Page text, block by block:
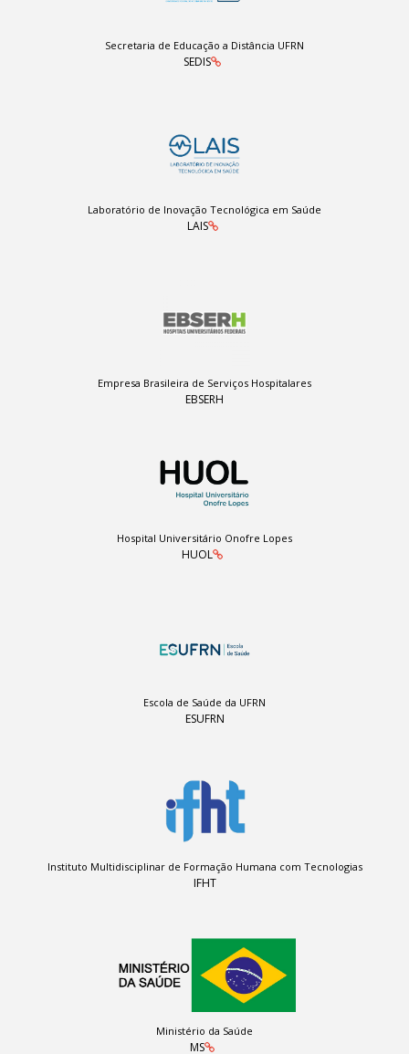
Secretaria de Educação a Distância UFRN
SEDIS
Laboratório de Inovação Tecnológica em Saúde
LAIS
Empresa Brasileira de Serviços Hospitalares
EBSERH
Hospital Universitário Onofre Lopes
HUOL
Escola de Saúde da UFRN
ESUFRN
Instituto Multidisciplinar de Formação Humana com Tecnologias
IFHT
Ministério da Saúde
MS